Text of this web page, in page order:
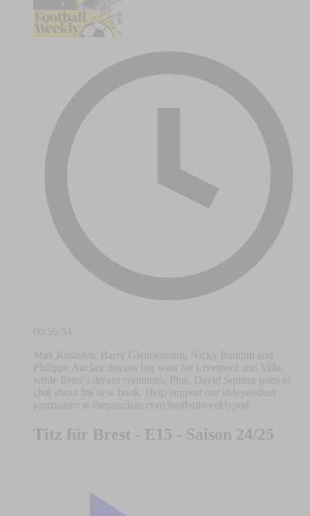
00:56:54
Max Rushden, Barry Glendenning, Nicky Bandini and
Philippe Auclair discuss big wins for Liverpool and Villa,
while Brest’s dream continues. Plus, David Squires joins to
chat about his new book. Help support our independent
journalism at theguardian.com/footballweeklypod
Titz für Brest - E15 - Saison 24/25